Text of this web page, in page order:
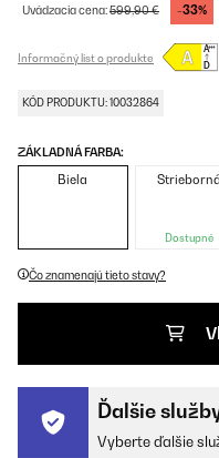
Uvádzacia cena:599,90 € -33%
Informačný list o produkte
KÓD PRODUKTU: 10032864
ZÁKLADNÁ FARBA:
Biela Strieborná
Dostupné
Čo znamenajú tieto stavy?
Ďalšie
Vyberte ďalšie